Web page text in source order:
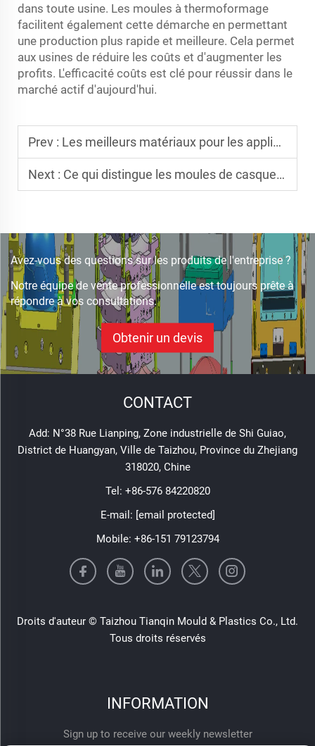
dans toute usine. Les moules à thermoformage
facilitent également cette démarche en permettant
une production plus rapide et meilleure. Cela permet
aux usines de réduire les coûts et d'augmenter les
profits. L'efficacité coûts est clé pour réussir dans le
marché actif d'aujourd'hui.
Prev : Les meilleurs matériaux pour les applications de moulage SMC
Next : Ce qui distingue les moules de casques PASGT dans la fabrication d'équipements de protection militaire de haute qualité
Avez-vous des questions sur les produits de l'entreprise ?
Notre équipe de vente professionnelle est toujours prête à
répondre à vos consultations.
Obtenir un devis
CONTACT
Add: N°38 Rue Lianping, Zone industrielle de Shi Guiao,
District de Huangyan, Ville de Taizhou, Province du Zhejiang
318020, Chine
Tel: +86-576 84220820
E-mail: [email protected]
Mobile: +86-151 79123794
Droits d'auteur © Taizhou Tianqin Mould & Plastics Co., Ltd.
Tous droits réservés
INFORMATION
Sign up to receive our weekly newsletter